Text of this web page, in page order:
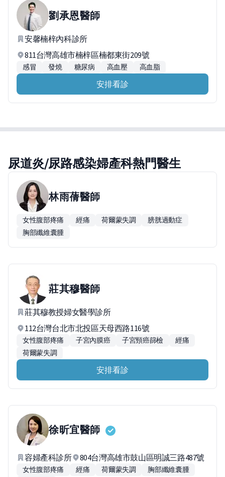
劉承恩醫師
安馨楠梓內科診所
811台灣高雄市楠梓區楠都東街209號
感冒 發燒 糖尿病 高血壓 高血脂
安排看診
尿道炎/尿路感染婦產科熱門醫生
林雨蒨醫師
女性腹部疼痛 經痛 荷爾蒙失調
膀胱過動症
胸部纖維囊腫
莊其穆醫師
莊其穆教授婦女醫學診所
112台灣台北市北投區天母西路116號
女性腹部疼痛 子宮內膜癌 子宮頸癌篩檢
經痛
荷爾蒙失調
安排看診
徐昕宜醫師
容婦產科診所 804台灣高雄市鼓山區明誠三路487號
女性腹部疼痛 經痛 荷爾蒙失調
胸部纖維囊腫